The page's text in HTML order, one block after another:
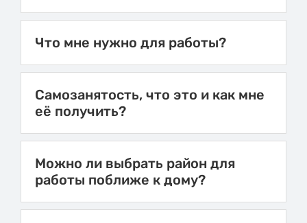
Что мне нужно для работы?
Самозанятость, что это и как мне
её получить?
Можно ли выбрать район для
работы поближе к дому?